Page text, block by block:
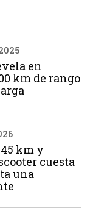
en
km de rango
km y
cuesta
una